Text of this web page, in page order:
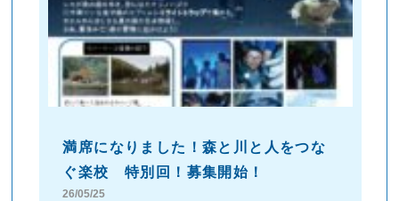
満席になりました！森と川と人をつな
ぐ楽校 特別回！募集開始！
26/05/25